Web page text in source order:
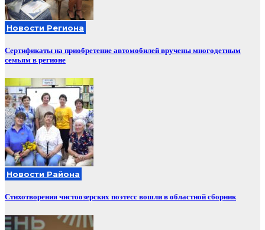
Новости Региона
Сертификаты на приобретение автомобилей вручены многодетным
семьям в регионе
Новости Района
Стихотворения чистоозерских поэтесс вошли в областной сборник